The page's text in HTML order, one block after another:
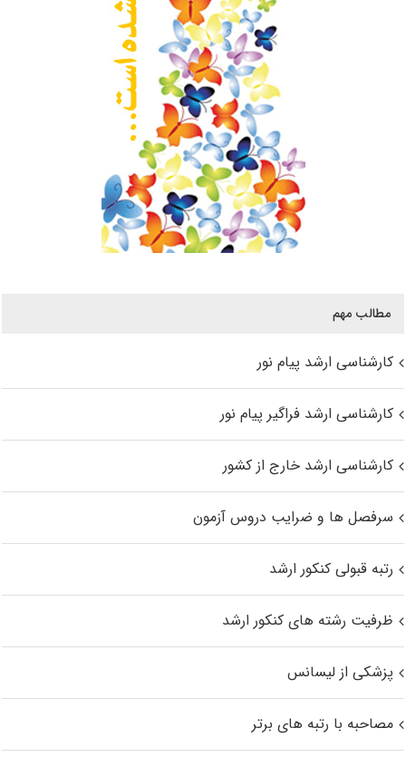
مطالب مهم
کارشناسی ارشد پیام نور
کارشناسی ارشد فراگیر پیام نور
کارشناسی ارشد خارج از کشور
سرفصل ها و ضرایب دروس آزمون
رتبه قبولی کنکور ارشد
ظرفیت رشته های کنکور ارشد
پزشکی از لیسانس
مصاحبه با رتبه های برتر